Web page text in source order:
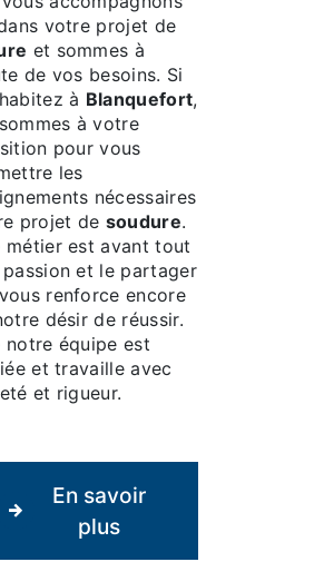
votre projet de
et sommes à
de vos besoins. Si
à Blanquefort,
à votre
pour vous
les
nécessaires
projet de soudure.
métier est avant tout
et le partager
renforce encore
désir de réussir.
notre équipe est
et travaille avec
et rigueur.
En savoir
plus